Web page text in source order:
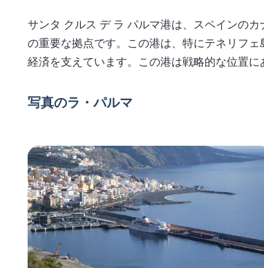
サンタ クルス デ ラ パルマ港は、スペインの
の重要な拠点です。この港は、特にテネリフ
経済を支えています。この港は戦略的な位置
写真のラ・パルマ